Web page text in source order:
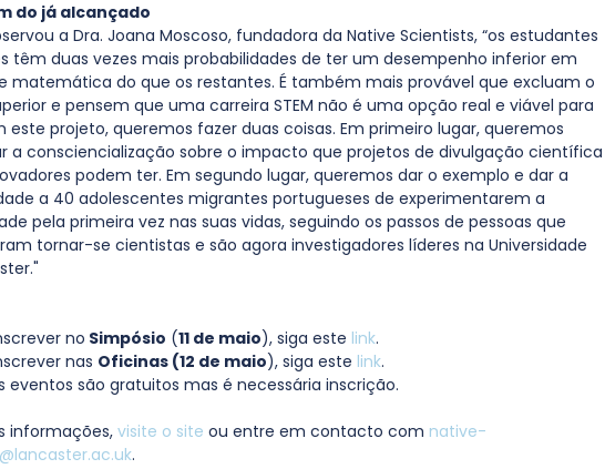
do já alcançado
a Dra. Joana Moscoso, fundadora da Native Scientists, “os estudantes
têm duas vezes mais probabilidades de ter um desempenho inferior em
matemática do que os restantes. É também mais provável que excluam o
e pensem que uma carreira STEM não é uma opção real e viável para
este projeto, queremos fazer duas coisas. Em primeiro lugar, queremos
a consciencialização sobre o impacto que projetos de divulgação científica
podem ter. Em segundo lugar, queremos dar o exemplo e dar a
a 40 adolescentes migrantes portugueses de experimentarem a
pela primeira vez nas suas vidas, seguindo os passos de pessoas que
tornar-se cientistas e são agora investigadores líderes na Universidade
no Simpósio (11 de maio), siga este link.
nas Oficinas (12 de maio), siga este link.
eventos são gratuitos mas é necessária inscrição.
informações, visite o site ou entre em contacto com native-
.